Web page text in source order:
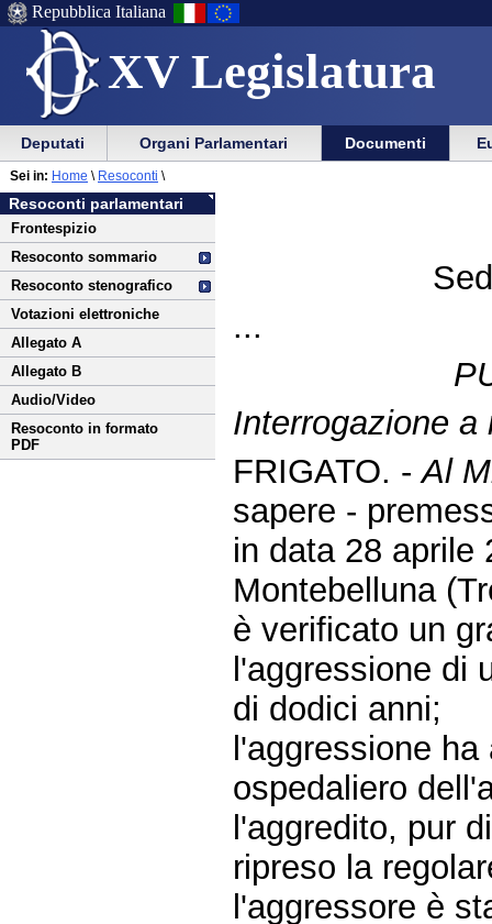
XV Legislatura
Menu
di
ausilio
alla
navigazione
Vai
Menu
di
navigazione
principale
Repubblica Italiana
Menu
di
navigazione
principale
Vai
menu
di
sezione
Deputati Organi Parlamentari Documenti
Vai
al
contenuto
Resoconti parlamentari
Frontespizio
Resoconto sommario
Resoconto stenografico
Votazioni elettroniche
Allegato A
Allegato B
Audio/Video
Resoconto in formato
PDF
Sei in: Home \ Resoconti \
...
Interrogazione a
FRIGATO. -Al
sapere -
in data 28 aprile
Montebelluna
è verificato un
l'aggressione di
di dodici anni;
l'aggressione
ospedaliero
l'aggredito, pur
ripreso la
l'aggressore è